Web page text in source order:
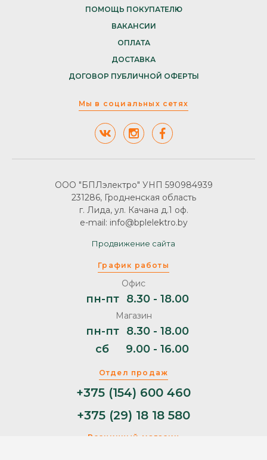
ПОМОЩЬ ПОКУПАТЕЛЮ
ВАКАНСИИ
ОПЛАТА
ДОСТАВКА
ДОГОВОР ПУБЛИЧНОЙ ОФЕРТЫ
Мы в социальных сетях
Отдел продаж
+375 (154) 600 460
+375 (29) 18 18 580
Розничный магазин
График работы
Офис
пн-пт 8.30 - 18.00
Магазин
пн-пт
8.30 - 18.00
сб
9.00 - 16.00
ООО "БПЛэлектро" УНП 590984939
231286, Гродненская область
г. Лида, ул. Качана д.1 оф.
e-mail: info@bplelektro.by
Продвижение сайта